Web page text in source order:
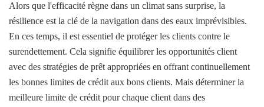
Alors que l'efficacité règne dans un climat sans surprise, la
résilience est la clé de la navigation dans des eaux imprévisibles.
En ces temps, il est essentiel de protéger les clients contre le
surendettement. Cela signifie équilibrer les opportunités client
avec des stratégies de prêt appropriées en offrant continuellement
les bonnes limites de crédit aux bons clients. Mais déterminer la
meilleure limite de crédit pour chaque client dans des